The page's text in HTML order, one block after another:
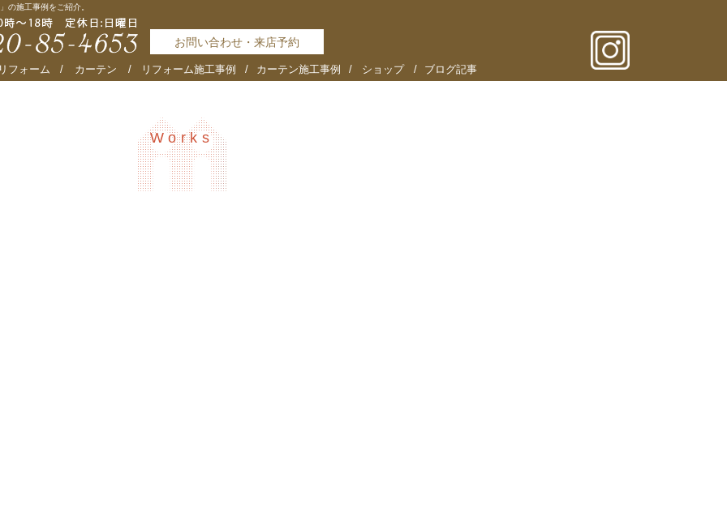
の施工事例をご紹介。
お問い合わせ・来店予約
フォーム カーテン リフォーム施工事例 カーテン施工事例 ショップ ブログ記事
Works